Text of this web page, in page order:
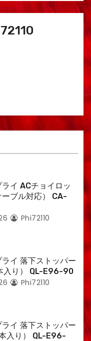
イ ACチョイロッ
ーブル対応） CA-
Phi72110
イ 落下ストッパー
入り） QL-E96-90
Phi72110
イ 落下ストッパー
入り） QL-E96-